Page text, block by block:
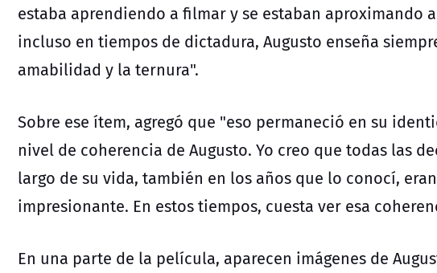
estaba aprendiendo a filmar y se estaban aproximando
incluso en tiempos de dictadura, Augusto enseña
amabilidad y la ternura".
Sobre ese ítem, agregó que "eso permaneció en su
nivel de coherencia de Augusto. Yo creo que todas las
largo de su vida, también en los años que lo conocí,
impresionante. En estos tiempos, cuesta ver esa
En una parte de la película, aparecen imágenes de